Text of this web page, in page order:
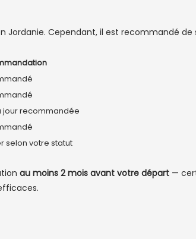
Jordanie. Cependant, il est recommandé
jour recommandée
selon votre statut
au moins 2 mois avant votre départ —